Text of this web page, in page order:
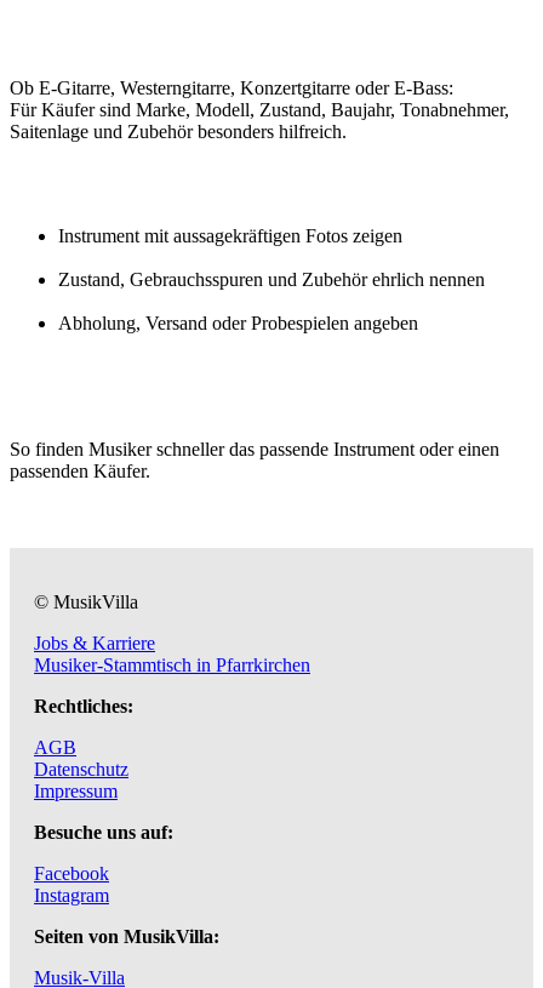
Ob E-Gitarre, Westerngitarre, Konzertgitarre oder E-Bass:
Für Käufer sind Marke, Modell, Zustand, Baujahr, Tonabnehmer,
Saitenlage und Zubehör besonders hilfreich.
Instrument mit aussagekräftigen Fotos zeigen
Zustand, Gebrauchsspuren und Zubehör ehrlich nennen
Abholung, Versand oder Probespielen angeben
So finden Musiker schneller das passende Instrument oder einen
passenden Käufer.
© MusikVilla
Jobs & Karriere
Musiker-Stammtisch in Pfarrkirchen
Rechtliches:
AGB
Datenschutz
Impressum
Besuche uns auf:
Facebook
Instagram
Seiten von MusikVilla:
Musik-Villa